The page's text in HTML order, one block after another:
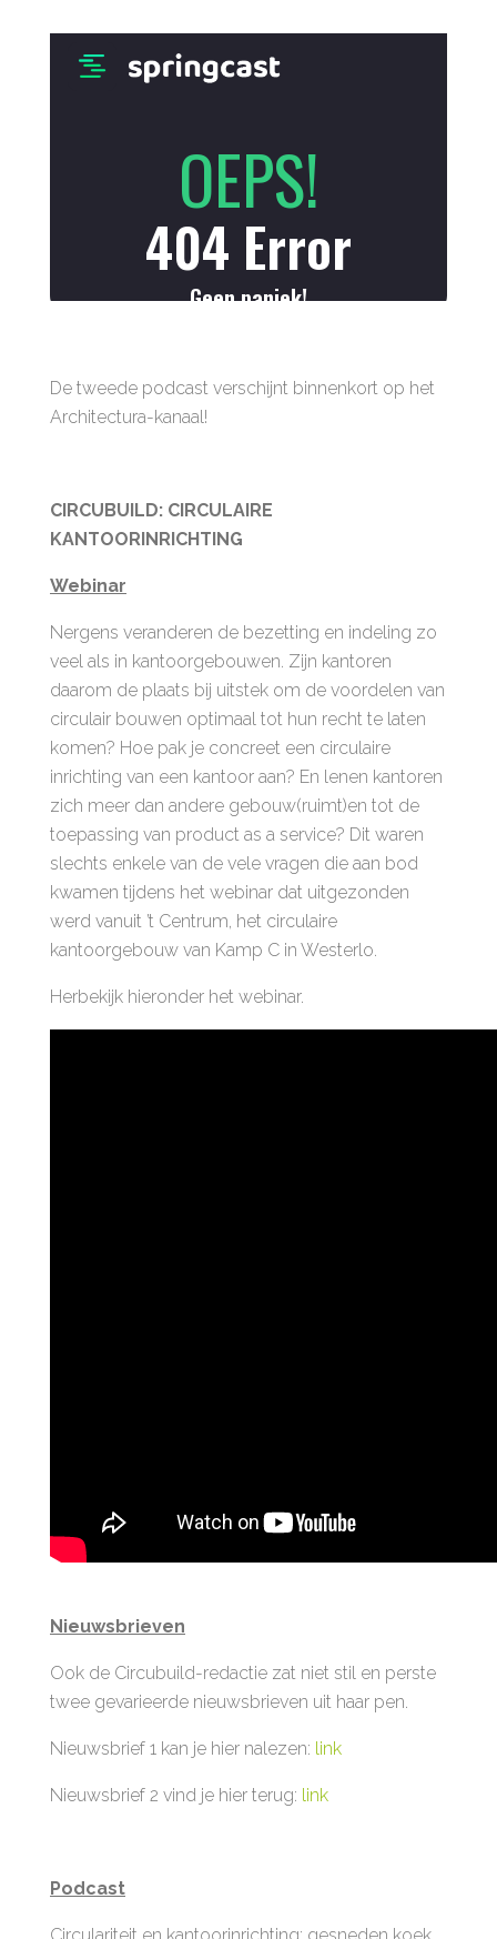
De tweede podcast verschijnt binnenkort op het
Architectura-kanaal!
CIRCUBUILD: CIRCULAIRE
KANTOORINRICHTING
Webinar
Nergens veranderen de bezetting en indeling zo
veel als in kantoorgebouwen. Zijn kantoren
daarom de plaats bij uitstek om de voordelen van
circulair bouwen optimaal tot hun recht te laten
komen? Hoe pak je concreet een circulaire
inrichting van een kantoor aan? En lenen kantoren
zich meer dan andere gebouw(ruimt)en tot de
toepassing van product as a service? Dit waren
slechts enkele van de vele vragen die aan bod
kwamen tijdens het webinar dat uitgezonden
werd vanuit ’t Centrum, het circulaire
kantoorgebouw van Kamp C in Westerlo.
Herbekijk hieronder het webinar.
Nieuwsbrieven
Ook de Circubuild-redactie zat niet stil en perste
twee gevarieerde nieuwsbrieven uit haar pen.
Nieuwsbrief 1 kan je hier nalezen: link
Nieuwsbrief 2 vind je hier terug: link
Podcast